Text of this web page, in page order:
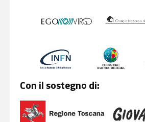
Con il sostegno di: